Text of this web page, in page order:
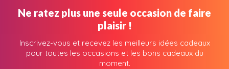
Ne ratez plus une seule occasion de faire
plaisir !
Inscrivez-vous et recevez les meilleurs idées cadeaux
pour toutes les occasions et les bons cadeaux du
moment.